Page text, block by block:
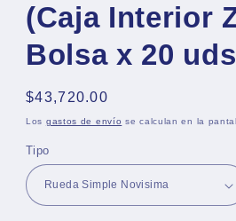
una
ventana
modal
(Caja Interior
Bolsa x 20 uds
Precio
habitual
$43,720.00
Los gastos de envío se calculan en la
Tipo